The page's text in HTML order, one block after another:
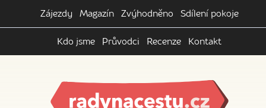
Zájezdy Magazín Zvýhodněno Sdílení pokoje
Kdo jsme Průvodci Recenze Kontakt